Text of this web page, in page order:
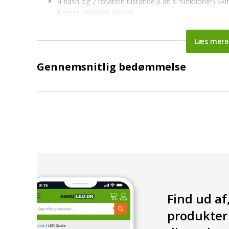
fjerner kondens skruen
TEKNISK EGENSKABER
Samlet effekt 24W
Bredde: 95 (maks.) mm
Højde: 195 (max) mm
Beslag: Standard 24mm
Monteres let på ethvert beslag på enhver model takket
Læs mere
Gennemsnitlig bedømmelse
Find ud